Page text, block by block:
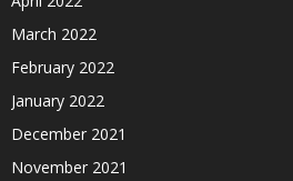
March 2022
February 2022
January 2022
December 2021
November 2021